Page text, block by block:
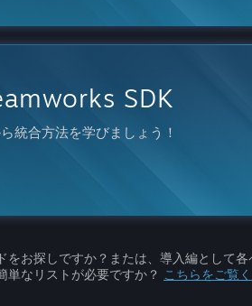
SDK
統合方法を学びましょう！
をお探しですか？または、導入編として各
単なリストが必要ですか？ こちらをご覧